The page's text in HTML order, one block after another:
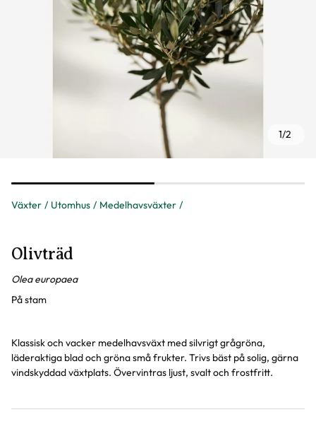
Växter Utomhus Medelhavsväxter
1/2
Olivträd
Olea europaea
På stam
Klassisk och vacker medelhavsväxt med silvrigt grågröna,
läderaktiga blad och gröna små frukter. Trivs bäst på solig, gärna
vindskyddad växtplats. Övervintras ljust, svalt och frostfritt.